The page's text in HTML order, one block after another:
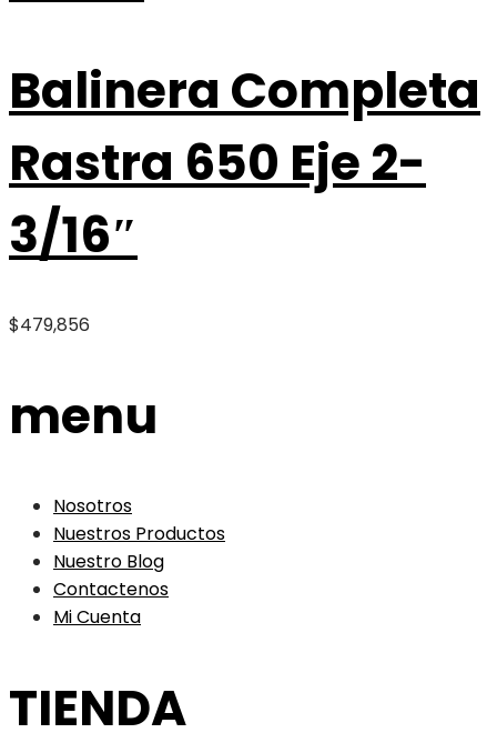
Balinera Completa
Rastra 650 Eje 2-
3/16″
$479,856
menu
Nosotros
Nuestros Productos
Nuestro Blog
Contactenos
Mi Cuenta
TIENDA